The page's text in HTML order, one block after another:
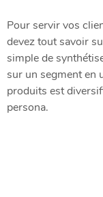
Pour servir vos
devez tout savoir
simple de
sur un segment en
produits est
persona.